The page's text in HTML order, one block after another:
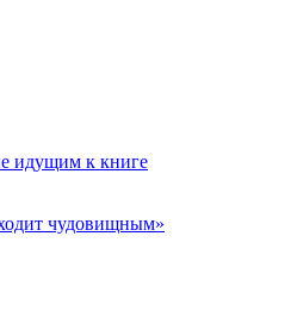
идущим к книге
чудовищным»